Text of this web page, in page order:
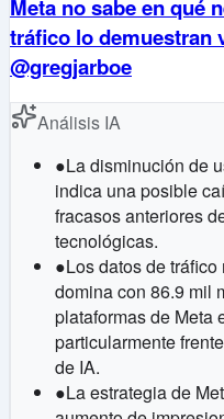
Meta no sabe en qué
tráfico lo demuestran
@gregjarboe
Análisis IA
●La disminución de
indica una posible
fracasos anteriores
tecnológicas.
●Los datos de
domina con 86.9 mil
plataformas de Meta
particularmente
de IA.
●La estrategia de